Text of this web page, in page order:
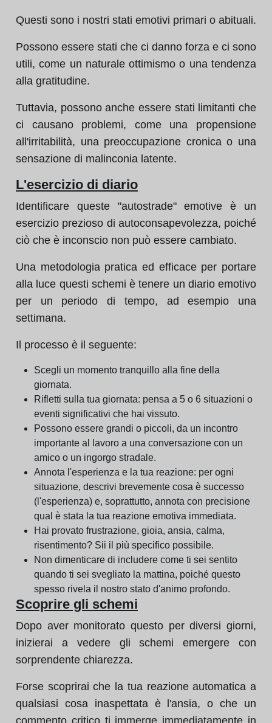
Questi sono i nostri stati emotivi primari o abituali.
Possono essere stati che ci danno forza e ci sono
utili, come un naturale ottimismo o una tendenza
alla gratitudine.
Tuttavia, possono anche essere stati limitanti che
ci causano problemi, come una propensione
all'irritabilità, una preoccupazione cronica o una
sensazione di malinconia latente.
L'esercizio di diario
Identificare queste "autostrade" emotive è un
esercizio prezioso di autoconsapevolezza, poiché
ciò che è inconscio non può essere cambiato.
Una metodologia pratica ed efficace per portare
alla luce questi schemi è tenere un diario emotivo
per un periodo di tempo, ad esempio una
settimana.
Il processo è il seguente:
Scegli un momento tranquillo alla fine della
giornata.
Rifletti sulla tua giornata: pensa a 5 o 6 situazioni o
eventi significativi che hai vissuto.
Possono essere grandi o piccoli, da un incontro
importante al lavoro a una conversazione con un
amico o un ingorgo stradale.
Annota l'esperienza e la tua reazione: per ogni
situazione, descrivi brevemente cosa è successo
(l'esperienza) e, soprattutto, annota con precisione
qual è stata la tua reazione emotiva immediata.
Hai provato frustrazione, gioia, ansia, calma,
risentimento? Sii il più specifico possibile.
Non dimenticare di includere come ti sei sentito
quando ti sei svegliato la mattina, poiché questo
spesso rivela il nostro stato d'animo profondo.
Scoprire gli schemi
Dopo aver monitorato questo per diversi giorni,
inizierai a vedere gli schemi emergere con
sorprendente chiarezza.
Forse scoprirai che la tua reazione automatica a
qualsiasi cosa inaspettata è l'ansia, o che un
commento critico ti immerge immediatamente in